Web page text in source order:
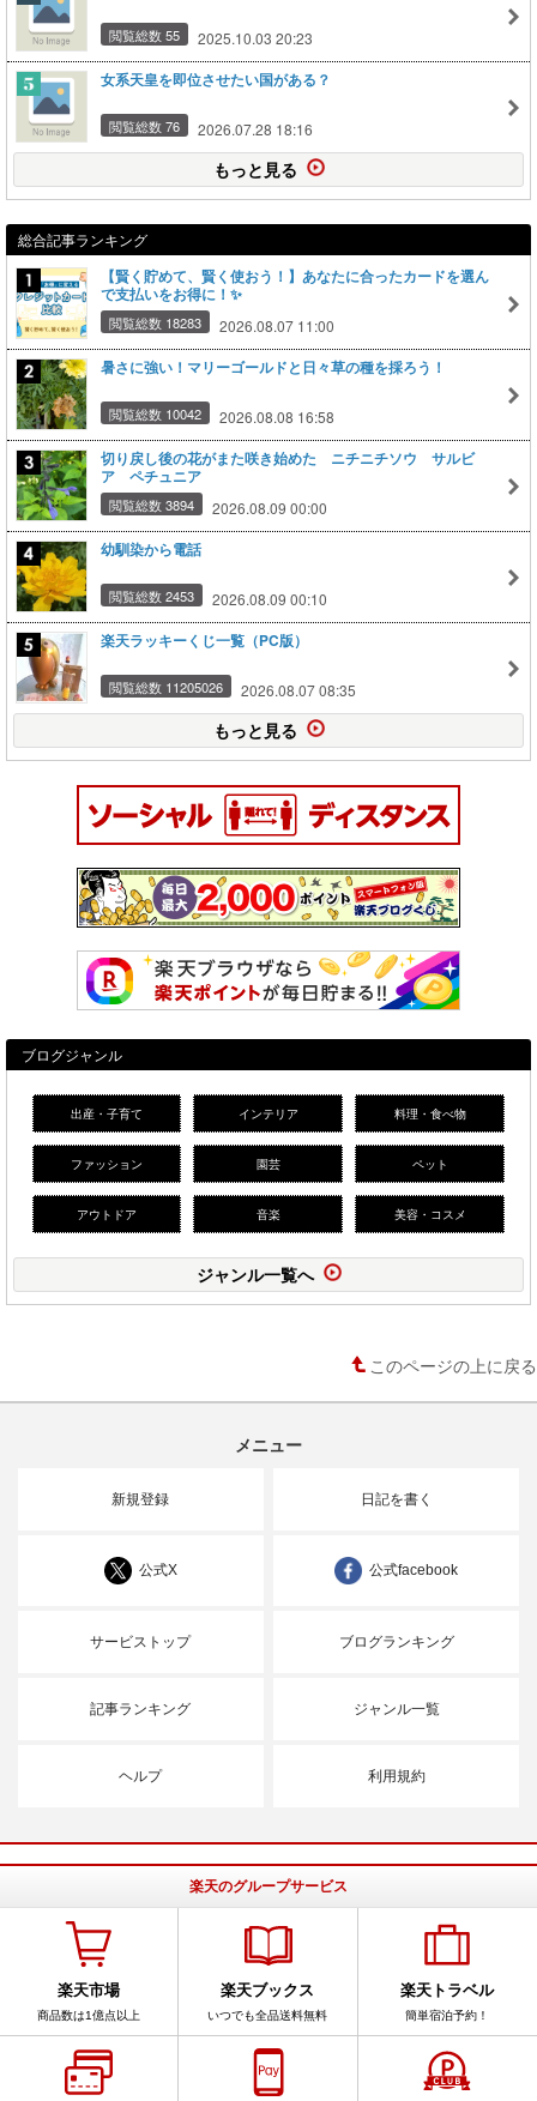
閲覧総数 55 2025.10.03 20:23
女系天皇を即位させたい国がある？
閲覧総数 76 2026.07.28 18:16
もっと見る
総合記事ランキング
【賢く貯めて、賢く使おう！】あなたに合ったカードを選ん
で支払いをお得に！✨
閲覧総数 18283 2026.08.07 11:00
暑さに強い！マリーゴールドと日々草の種を採ろう！
閲覧総数 10042 2026.08.08 16:58
切り戻し後の花がまた咲き始めた ニチニチソウ サルビ
ア ペチュニア
閲覧総数 3894 2026.08.09 00:00
幼馴染から電話
閲覧総数 2453 2026.08.09 00:10
楽天ラッキーくじ一覧（PC版）
閲覧総数 11205026 2026.08.07 08:35
もっと見る
ブログジャンル
出産・子育て インテリア 料理・食べ物
ファッション 園芸 ペット
アウトドア 音楽 美容・コスメ
ジャンル一覧へ
このページの上に戻る
メニュー
新規登録 日記を書く
公式X 公式facebook
サービストップ ブログランキング
記事ランキング ジャンル一覧
ヘルプ 利用規約
楽天のグループサービス
楽天市場
商品数は1億点以上
楽天ブックス
いつでも全品送料無料
楽天トラベル
簡単宿泊予約！